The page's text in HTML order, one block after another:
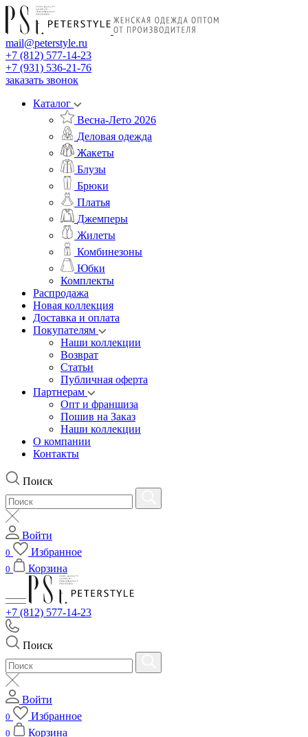
mail@peterstyle.ru
+7 (812) 577-14-23
+7 (931) 536-21-76
заказать звонок
Каталог
Весна-Лето 2026
Деловая одежда
Жакеты
Блузы
Брюки
Платья
Джемперы
Жилеты
Комбинезоны
Юбки
Комплекты
Распродажа
Новая коллекция
Доставка и оплата
Покупателям
Наши коллекции
Возврат
Статьи
Публичная оферта
Партнерам
Опт и франшиза
Пошив на Заказ
Наши коллекции
О компании
Контакты
Поиск
Войти
0 Избранное
0 Корзина
+7 (812) 577-14-23
Поиск
Войти
0 Избранное
0
Корзина